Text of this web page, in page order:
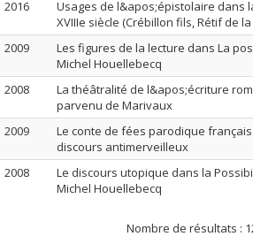
2016
Usages de l&apos;épistolaire dans
XVIIIe siècle (Crébillon fils, Rétif de
2009
Les figures de la lecture dans La
Michel Houellebecq
2008
La théâtralité de l&apos;écriture
parvenu de Marivaux
2009
Le conte de fées parodique français
discours antimerveilleux
2008
Le discours utopique dans la
Michel Houellebecq
Nombre de résultats :